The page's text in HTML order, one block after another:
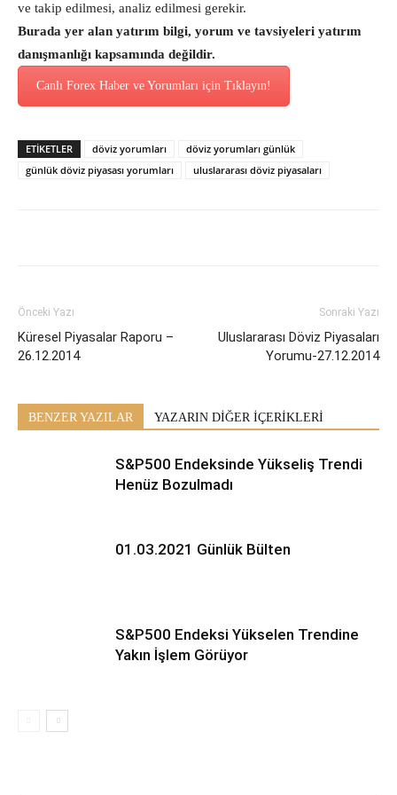
ve takip edilmesi, analiz edilmesi gerekir.
Burada yer alan yatırım bilgi, yorum ve tavsiyeleri yatırım
danışmanlığı kapsamında değildir.
Canlı Forex Haber ve Yorumları için Tıklayın!
ETİKETLER döviz yorumları
döviz yorumları günlük
günlük döviz piyasası yorumları
uluslararası döviz piyasaları
Önceki Yazı
Küresel Piyasalar Raporu –
26.12.2014
Sonraki Yazı
Uluslararası Döviz Piyasaları
Yorumu-27.12.2014
BENZER YAZILAR YAZARIN DİĞER İÇERİKLERİ
S&P500 Endeksinde Yükseliş Trendi
Henüz Bozulmadı
01.03.2021 Günlük Bülten
S&P500 Endeksi Yükselen Trendine
Yakın İşlem Görüyor